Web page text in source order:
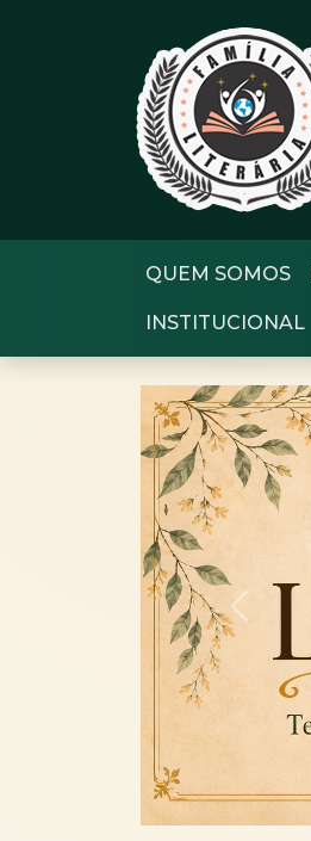
QUEM SOMOS
INSTITUCIONAL
Previous